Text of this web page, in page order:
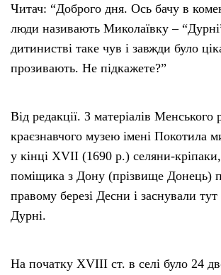
Читач: “Доброго дня. Ось бачу в
люди називають Миколаївку –
дитинистві таке чув і завжди було
прозивають. Не підкажете?”
Від редакції. З матеріалів Менського
краєзнавчого музею імені Покотила
у кінці ХVІІ (1690 р.) селяни-
поміщика з Дону (прізвище Донець)
правому березі Десни і заснували
Дурні.
На початку ХVІІІ ст. в селі було 24